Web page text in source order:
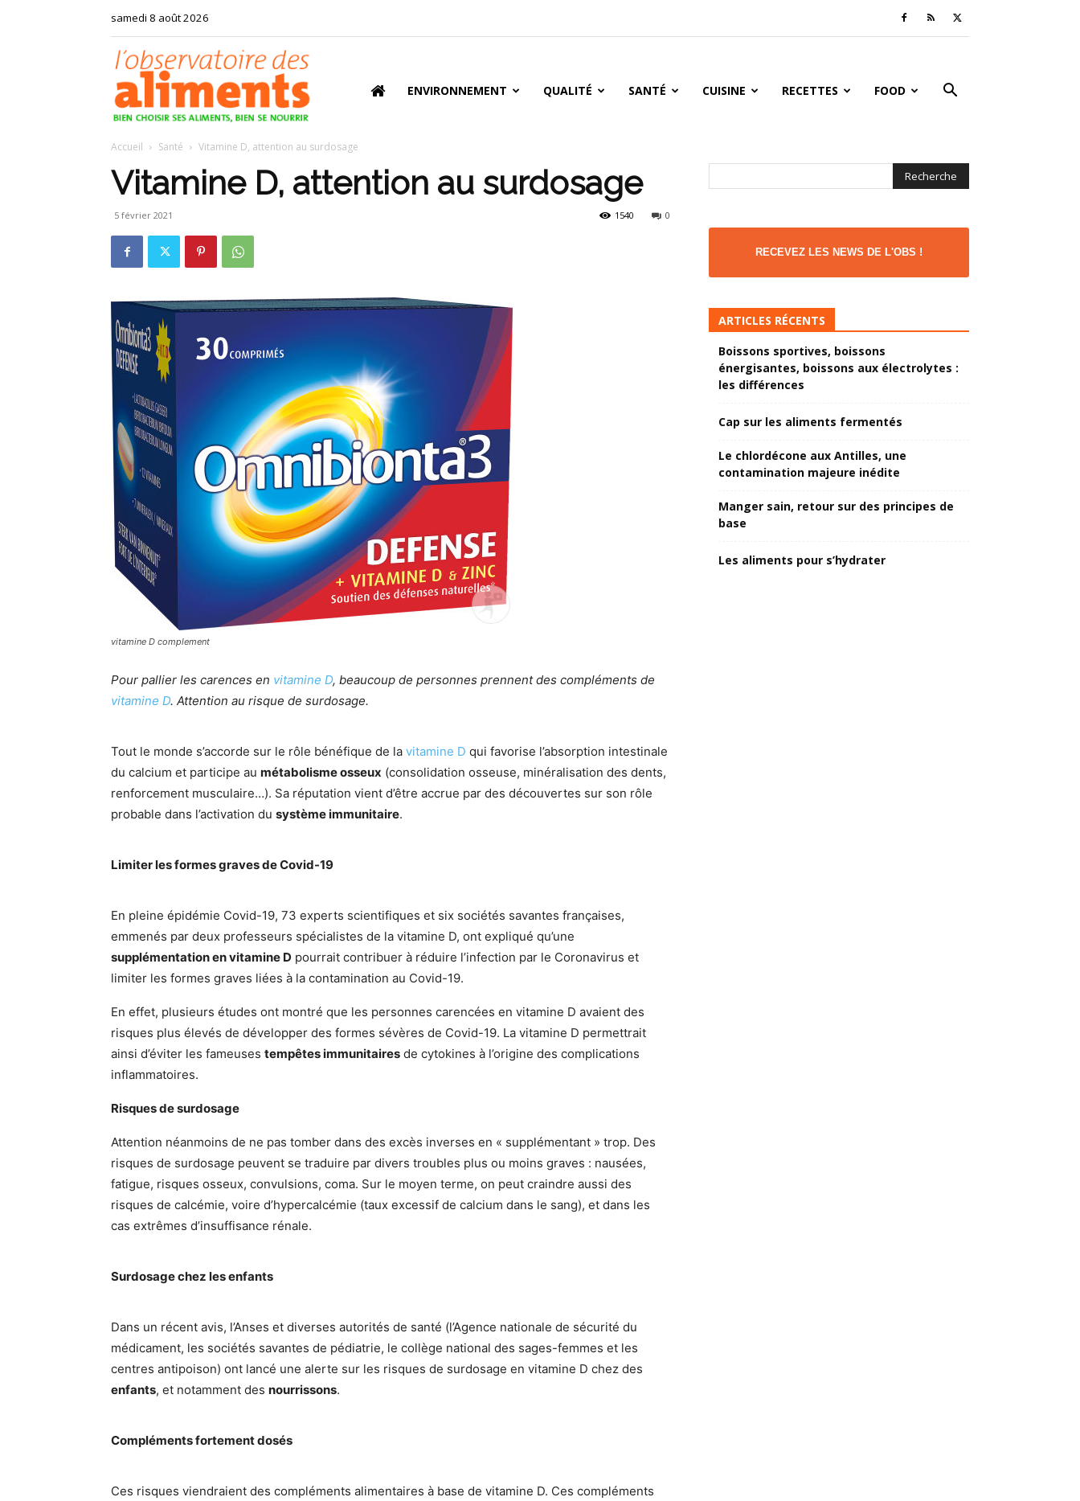
samedi 8 août 2026
ENVIRONNEMENT QUALITÉ SANTÉ CUISINE RECETTES FOOD
Accueil Santé Vitamine D, attention au surdosage
Vitamine D, attention au surdosage
5 février 2021 0
1540
vitamine D complement
Pour pallier les carences en vitamine D, beaucoup de personnes prennent des compléments de
vitamine D. Attention au risque de surdosage.
Tout le monde s’accorde sur le rôle bénéfique de la vitamine D qui favorise l’absorption intestinale
du calcium et participe au métabolisme osseux (consolidation osseuse, minéralisation des dents,
renforcement musculaire…). Sa réputation vient d’être accrue par des découvertes sur son rôle
probable dans l’activation du système immunitaire.
Limiter les formes graves de Covid-19
En pleine épidémie Covid-19, 73 experts scientifiques et six sociétés savantes françaises,
emmenés par deux professeurs spécialistes de la vitamine D, ont expliqué qu’une
supplémentation en vitamine D pourrait contribuer à réduire l’infection par le Coronavirus et
limiter les formes graves liées à la contamination au Covid-19.
En effet, plusieurs études ont montré que les personnes carencées en vitamine D avaient des
risques plus élevés de développer des formes sévères de Covid-19. La vitamine D permettrait
ainsi d’éviter les fameuses tempêtes immunitaires de cytokines à l’origine des complications
inflammatoires.
Risques de surdosage
Attention néanmoins de ne pas tomber dans des excès inverses en « supplémentant » trop. Des
risques de surdosage peuvent se traduire par divers troubles plus ou moins graves : nausées,
fatigue, risques osseux, convulsions, coma. Sur le moyen terme, on peut craindre aussi des
risques de calcémie, voire d’hypercalcémie (taux excessif de calcium dans le sang), et dans les
cas extrêmes d’insuffisance rénale.
Surdosage chez les enfants
Dans un récent avis, l’Anses et diverses autorités de santé (l’Agence nationale de sécurité du
médicament, les sociétés savantes de pédiatrie, le collège national des sages-femmes et les
centres antipoison) ont lancé une alerte sur les risques de surdosage en vitamine D chez des
enfants, et notamment des nourrissons.
Compléments fortement dosés
Ces risques viendraient des compléments alimentaires à base de vitamine D. Ces compléments
RECEVEZ LES NEWS DE L'OBS !
ARTICLES RÉCENTS
Boissons sportives, boissons
énergisantes, boissons aux électrolytes :
les différences
Cap sur les aliments fermentés
Le chlordécone aux Antilles, une
contamination majeure inédite
Manger sain, retour sur des principes de
base
Les aliments pour s’hydrater